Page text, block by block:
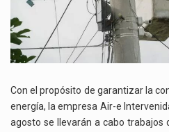
EN
Con el propósito de garantizar la
energía, la empresa Air-e
agosto se llevarán a cabo